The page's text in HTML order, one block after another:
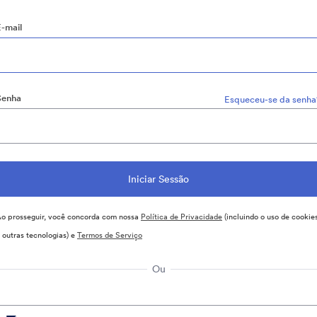
mail
Esqueceu-se da
prosseguir, você concorda com nossa Política de Privacidade(incluindo o uso de
outras tecnologias) eTermos de Serviço
Ou